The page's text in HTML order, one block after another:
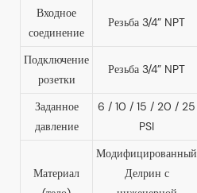
Входное
соединение
Резьба 3/4” NPT
Подключение
розетки
Резьба 3/4” NPT
Заданное
давление
6 / 10 / 15 / 20 / 25
PSI
Материал
Модифицированный
Делрин с